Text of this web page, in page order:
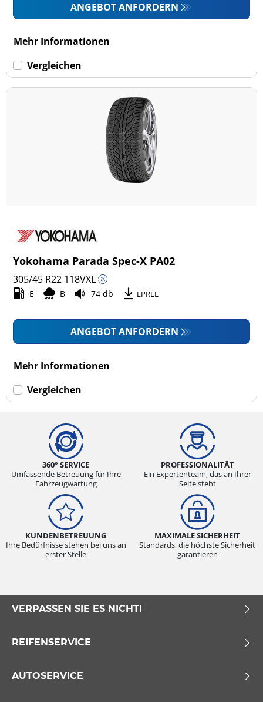
Keine Run-flat (2)
ANGEBOT ANFORDERN
Mehr Informationen
Vergleichen
Yokohama Parada Spec-X PA02
305/45 R22 118VXL
E B 74 db EPREL
ANGEBOT ANFORDERN
Mehr Informationen
Vergleichen
360° SERVICE
Umfassende Betreuung für Ihre
Fahrzeugwartung
PROFESSIONALITÄT
Ein Expertenteam, das an Ihrer
Seite steht
KUNDENBETREUUNG
Ihre Bedürfnisse stehen bei uns an
erster Stelle
MAXIMALE SICHERHEIT
Standards, die höchste Sicherheit
garantieren
VERPASSEN SIE ES NICHT!
REIFENSERVICE
AUTOSERVICE